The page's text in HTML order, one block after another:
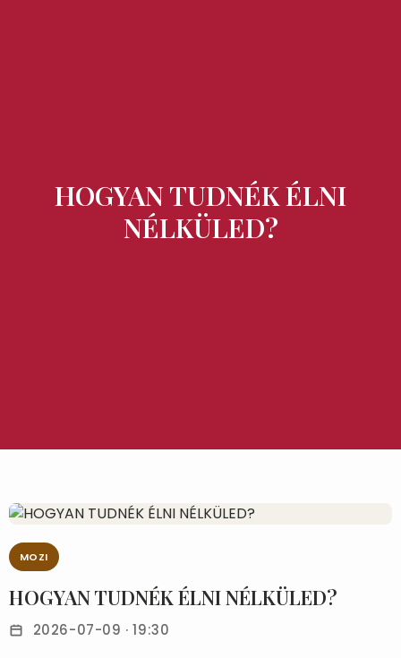
HOGYAN TUDNÉK ÉLNI
NÉLKÜLED?
MOZI
HOGYAN TUDNÉK ÉLNI NÉLKÜLED?
2026-07-09 · 19:30